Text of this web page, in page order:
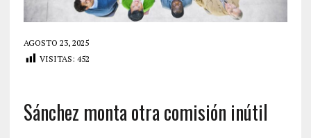
AGOSTO 23, 2025
VISITAS: 452
Sánchez monta otra comisión inútil